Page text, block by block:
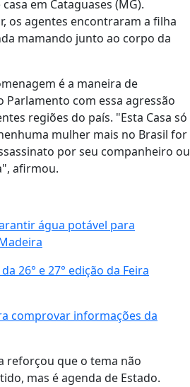
em Cataguases (MG).
os agentes encontraram a filha
mamando junto ao corpo da
é a maneira de
com essa agressão
regiões do país. "Esta Casa só
mulher mais no Brasil for
por seu companheiro ou
afirmou.
água potável para
26° e 27° edição da Feira
comprovar informações da
reforçou que o tema não
mas é agenda de Estado.